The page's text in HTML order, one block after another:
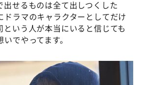
出せるものは全て出しつくした
ドラマのキャラクターとしてだけ
という人が本当にいると信じても
でやってます。